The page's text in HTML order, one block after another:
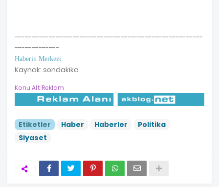
-------------------------------------------------------
-------------
Haberin Merkezi
Kaynak: sondakika
Konu Alt Reklam
Etiketler Haber Haberler
Politika
Siyaset